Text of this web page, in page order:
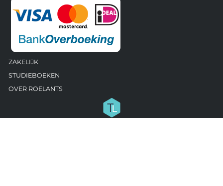
ZAKELIJK
STUDIEBOEKEN
OVER ROELANTS